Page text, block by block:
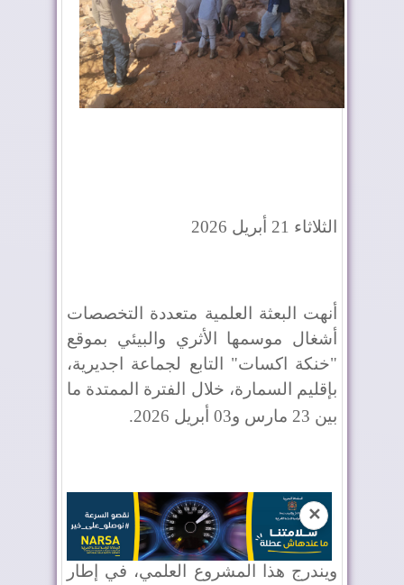
الثلاثاء 21 أبريل 2026
أنهت البعثة العلمية متعددة التخصصات
أشغال موسمها الأثري والبيئي بموقع
"خنكة اكسات" التابع لجماعة اجديرية،
بإقليم السمارة، خلال الفترة الممتدة ما
بين 23 مارس و03 أبريل 2026
.
✕
ويندرج هذا المشروع العلمي، في إطار